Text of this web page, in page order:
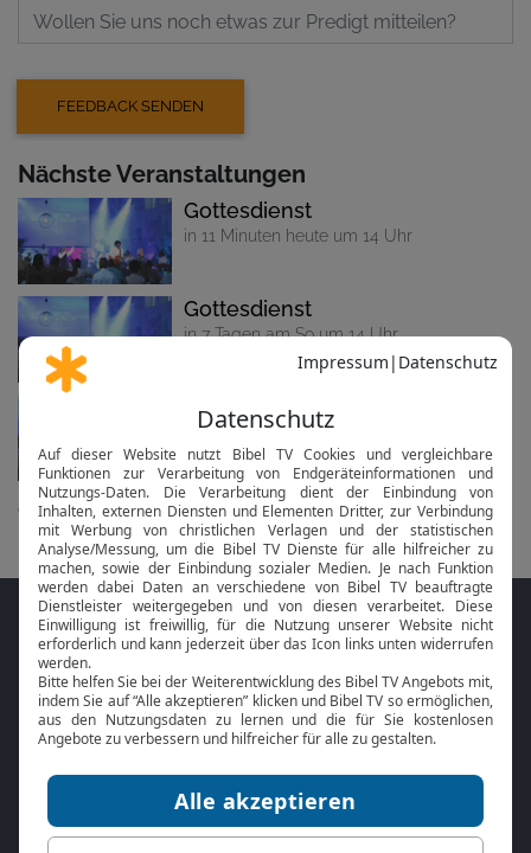
Nächste Veranstaltungen
Gottesdienst
in 11 Minuten heute um 14 Uhr
Gottesdienst
in 7 Tagen am So um 14 Uhr
Gottesdienst
in 14 Tagen am 23.08. um 14 Uhr
alle anzeigen...
Folge MeinGottesdienst.com auf den
Sozialen Medien
Online Bibeloder derBibel-App
BibelTV können Sie die Bibeltexte während